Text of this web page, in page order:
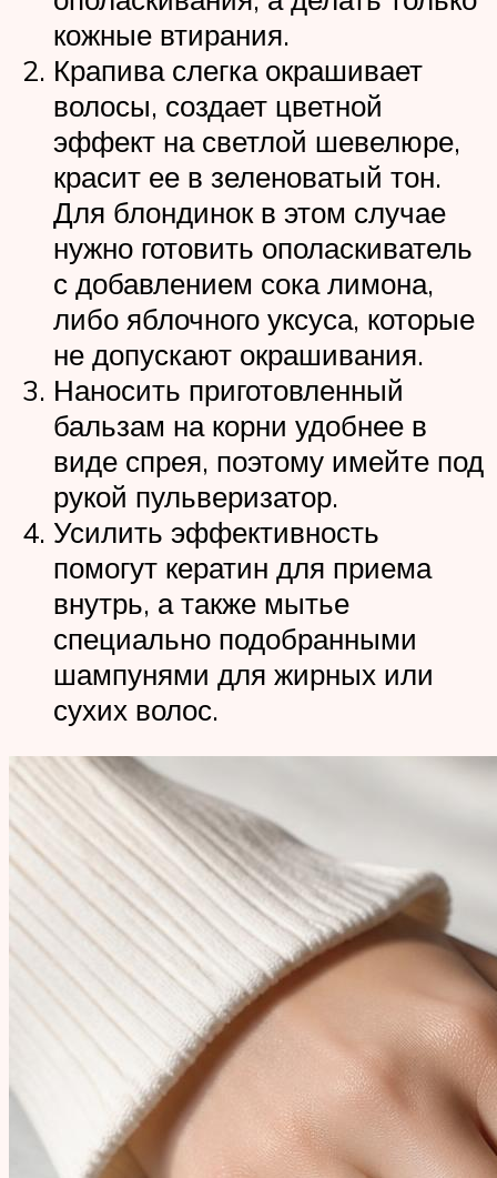
кожные втирания.
Крапива слегка окрашивает
волосы, создает цветной
эффект на светлой шевелюре,
красит ее в зеленоватый тон.
Для блондинок в этом случае
нужно готовить ополаскиватель
с добавлением сока лимона,
либо яблочного уксуса, которые
не допускают окрашивания.
Наносить приготовленный
бальзам на корни удобнее в
виде спрея, поэтому имейте под
рукой пульверизатор.
Усилить эффективность
помогут кератин для приема
внутрь, а также мытье
специально подобранными
шампунями для жирных или
сухих волос.